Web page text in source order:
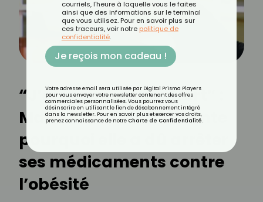
“J’ai vraiment souffert” :
Marianne James raconte
pourquoi elle a dû arrêter
ses médicaments contre
l’obésité
courriels, l'heure à laquelle vous le faites
ainsi que des informations sur le terminal
que vous utilisez. Pour en savoir plus sur
ces traceurs, voir notre politique de
confidentialité.
Je reçois mon cadeau !
Votre adresse email sera utilisée par Digital Prisma Players
pour vous envoyer votre newsletter contenant des offres
commerciales personnalisées. Vous pourrez vous
désinscrire en utilisant le lien de désabonnement intégré
dans la newsletter. Pour en savoir plus et exercer vos droits,
prenez connaissance de notre Charte de Confidentialité.